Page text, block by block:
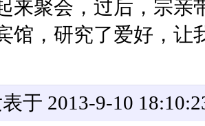
来聚会，过后，宗亲
馆，研究了爱好，让
于 2013-9-10